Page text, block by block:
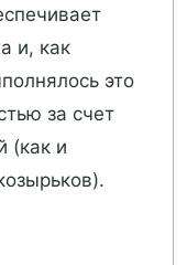
и, как
это
за счет
(как и